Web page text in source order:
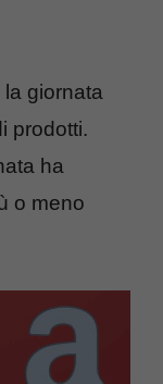
la giornata
prodotti.
ha
o meno